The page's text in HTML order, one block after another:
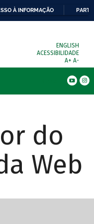
À INFORMAÇÃO
ENGLISH
ACESSIBILIDADE
A+ A-
do
Web